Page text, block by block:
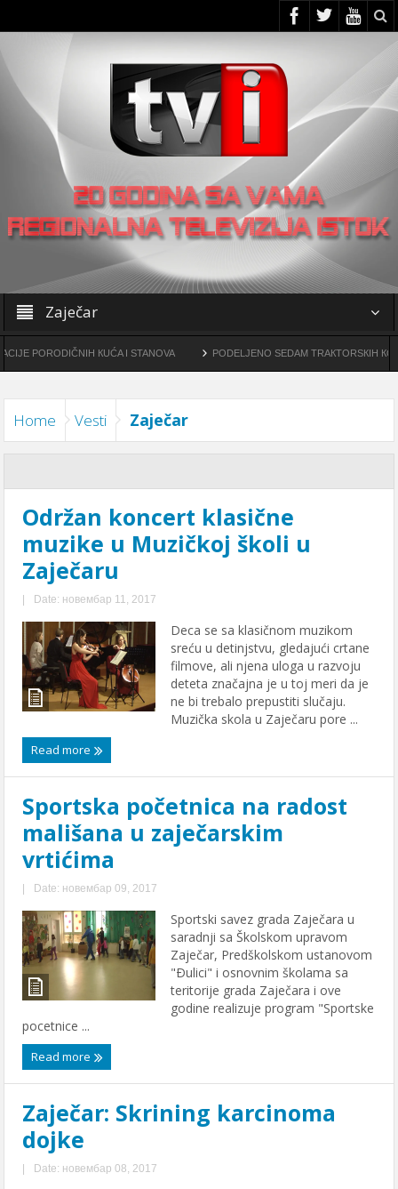
Zaječar
КUĆA I STANOVA PODELJENO SEDAM TRAКTORSКIH КOSILICA
Home Vesti Zaječar
Održan koncert klasične
muzike u Muzičkoj školi u
Zaječaru
| Date: новембар 11, 2017
Deca se sa klasičnom muzikom
sreću u detinjstvu, gledajući crtane
filmove, ali njena uloga u razvoju
deteta značajna je u toj meri da je
ne bi trebalo prepustiti slučaju.
Muzička skola u Zaječaru pore ...
Read more
Sportska početnica na radost
mališana u zaječarskim
vrtićima
| Date: новембар 09, 2017
Sportski savez grada Zaječara u
saradnji sa Školskom upravom
Zaječar, Predškolskom ustanovom
"Ðulici" i osnovnim školama sa
teritorije grada Zaječara i ove
godine realizuje program "Sportske
pocetnice ...
Read more
Zaječar: Skrining karcinoma
dojke
| Date: новембар 08, 2017